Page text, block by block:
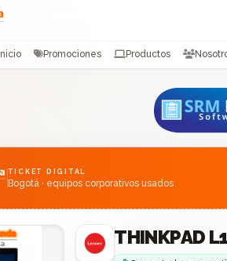
Inicio Promociones Productos
TICKET DIGITAL
Bogotá · equipos corporativos usados
THINKPAD